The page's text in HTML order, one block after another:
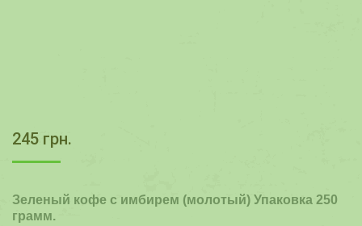
245 грн.
Зеленый кофе с имбирем (молотый) Упаковка 250
грамм.